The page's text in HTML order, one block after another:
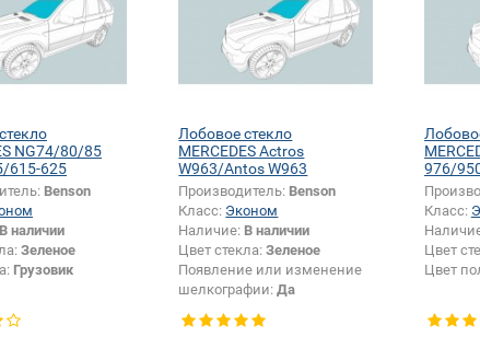
NG74/80/85
615-625
Benson
В наличии
Зеленое
Грузовик
Лобовое стекло
MERCEDES Actros
W963/Antos W963
Производитель: Benson
Класс: Эконом
Наличие: В наличии
Цвет стекла:Зеленое
Появление или изменение
шелкографии:Да
976/
944/
Класс:
Цвет
Цвет